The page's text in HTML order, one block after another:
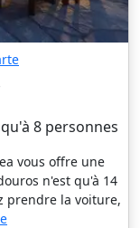
8 personnes
vous offre une
n'est qu'à 14
prendre la voiture,